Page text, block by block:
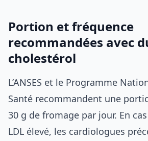
Portion et fréquence
recommandées avec
cholestérol
L’ANSES et le Programme
Santé recommandent une
30 g de fromage par jour. En
LDL élevé, les cardiologues